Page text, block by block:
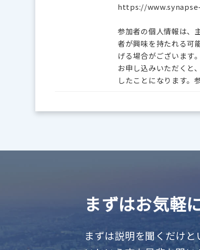
https://
参加者の個人情報は、
者が興味を持たれる可
げる場合がございます。
お申し込みいただくと
したことになります。
まずはお気軽
まずは説明を聞くだけ